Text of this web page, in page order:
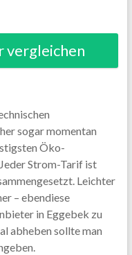
vergleichen
sogar momentan
Öko-
Strom-Tarif ist
Leichter
– ebendiese
in Eggebek zu
abheben sollte man